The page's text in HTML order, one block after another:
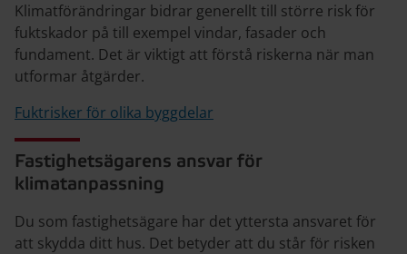
Klimatförändringar bidrar generellt till större risk för
fuktskador på till exempel vindar, fasader och
fundament. Det är viktigt att förstå riskerna när man
utformar åtgärder.
Fuktrisker för olika byggdelar
Fastighetsägarens ansvar för
klimatanpassning
Du som fastighetsägare har det yttersta ansvaret för
att skydda ditt hus. Det betyder att du står för risken